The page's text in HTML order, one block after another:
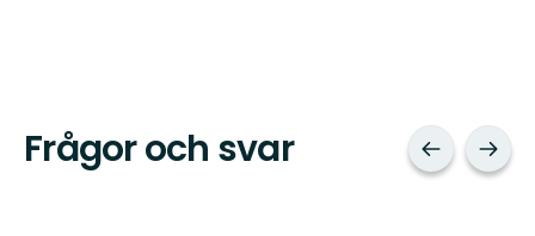
Frågor och svar